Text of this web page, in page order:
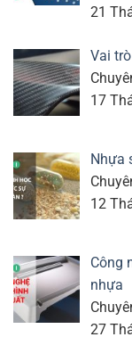
21
Vai
17
Nhựa
12
Công
nhựa
27